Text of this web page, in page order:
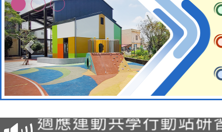
本校115學年度第2次
招甄選結果公告(無人
適應運動共學行動站研